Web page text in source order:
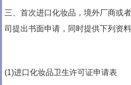
三、首次进口化妆品，境外厂商或
司提出书面申请，同时提供下列资
(1)进口化妆品卫生许可证申请表